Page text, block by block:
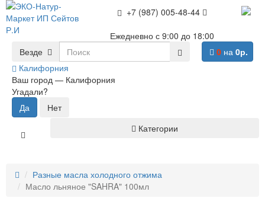
+7 (987) 005-48-44
Ежедневно с 9:00 до 18:00
Везде
Калифорния
Ваш город — Калифорния
Угадали?
0 на 0р.
Категории
Разные масла холодного отжима
Масло льняное "SAHRA" 100мл